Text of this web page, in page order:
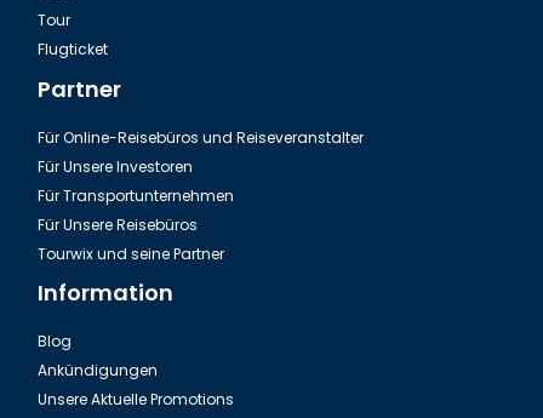
Tour
Flugticket
Partner
Für Online-Reisebüros und Reiseveranstalter
Für Unsere Investoren
Für Transportunternehmen
Für Unsere Reisebüros
Tourwix und seine Partner
Information
Blog
Ankündigungen
Unsere Aktuelle Promotions